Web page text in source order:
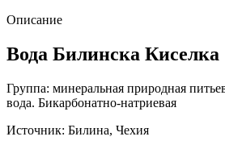
Описание
Вода Билинска Киселка
Группа: минеральная природная
вода. Бикарбонатно-натриевая
Источник: Билина, Чехия